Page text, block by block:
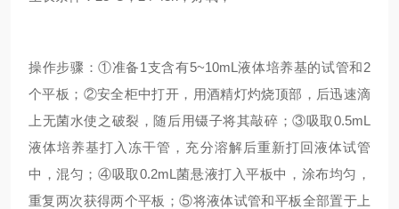
操作步骤：①准备1支含有5~10mL液体培养基的试管和2
个平板；②安全柜中打开，用酒精灯灼烧顶部，后迅速滴
上无菌水使之破裂，随后用镊子将其敲碎；③吸取0.5mL
液体培养基打入冻干管，充分溶解后重新打回液体试管
中，混匀；④吸取0.2mL菌悬液打入平板中，涂布均匀，
重复两次获得两个平板；⑤将液体试管和平板全部置于上